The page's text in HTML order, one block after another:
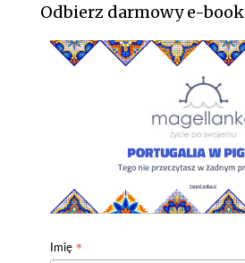
Odbierz darmowy e-book
Imię *